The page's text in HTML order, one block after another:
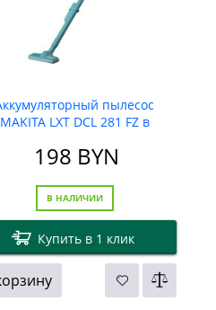
пылесос
MAKITA LXT DCL 281 FZ в
198 BYN
В НАЛИЧИИ
Купить в 1 клик